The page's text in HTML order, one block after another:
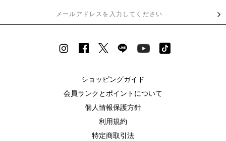
ショッピングガイド
会員ランクとポイントについて
個人情報保護方針
利用規約
特定商取引法